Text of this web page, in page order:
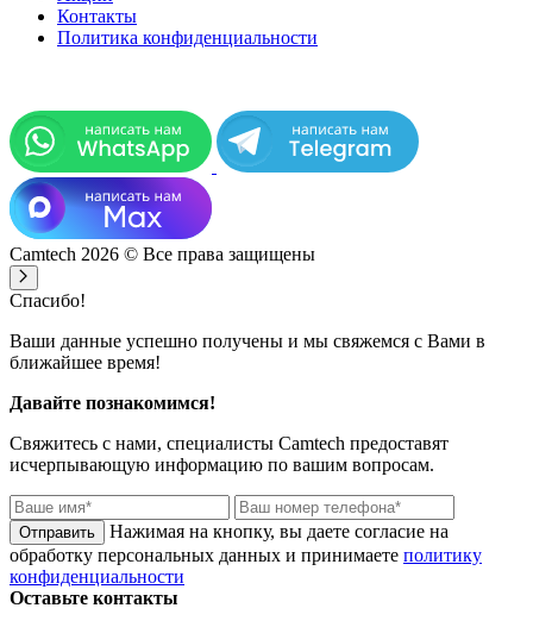
Контакты
Политика конфиденциальности
Camtech 2026 © Все права защищены
Спасибо!
Ваши данные успешно получены и мы свяжемся с Вами в
ближайшее время!
Давайте познакомимся!
Свяжитесь с нами, специалисты Camtech предоставят
исчерпывающую информацию по вашим вопросам.
Нажимая на кнопку, вы даете согласие на
обработку персональных данных и принимаете политику
конфиденциальности
Оставьте контакты